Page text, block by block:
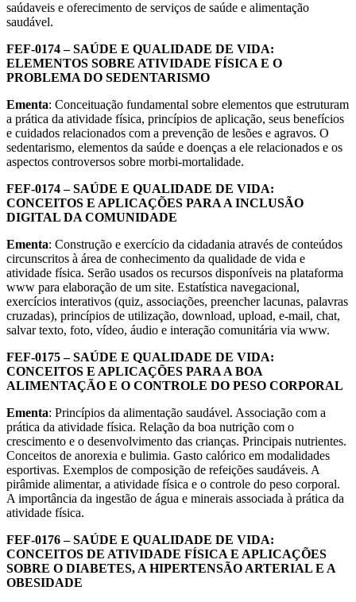
saúdaveis e oferecimento de serviços de saúde e alimentação
saudável.
FEF-0174 – SAÚDE E QUALIDADE DE VIDA:
ELEMENTOS SOBRE ATIVIDADE FÍSICA E O
PROBLEMA DO SEDENTARISMO
Ementa: Conceituação fundamental sobre elementos que estruturam
a prática da atividade física, princípios de aplicação, seus benefícios
e cuidados relacionados com a prevenção de lesões e agravos. O
sedentarismo, elementos da saúde e doenças a ele relacionados e os
aspectos controversos sobre morbi-mortalidade.
FEF-0174 – SAÚDE E QUALIDADE DE VIDA:
CONCEITOS E APLICAÇÕES PARA A INCLUSÃO
DIGITAL DA COMUNIDADE
Ementa: Construção e exercício da cidadania através de conteúdos
circunscritos à área de conhecimento da qualidade de vida e
atividade física. Serão usados os recursos disponíveis na plataforma
www para elaboração de um site. Estatística navegacional,
exercícios interativos (quiz, associações, preencher lacunas, palavras
cruzadas), princípios de utilização, download, upload, e-mail, chat,
salvar texto, foto, vídeo, áudio e interação comunitária via www.
FEF-0175 – SAÚDE E QUALIDADE DE VIDA:
CONCEITOS E APLICAÇÕES PARA A BOA
ALIMENTAÇÃO E O CONTROLE DO PESO CORPORAL
Ementa: Princípios da alimentação saudável. Associação com a
prática da atividade física. Relação da boa nutrição com o
crescimento e o desenvolvimento das crianças. Principais nutrientes.
Conceitos de anorexia e bulimia. Gasto calórico em modalidades
esportivas. Exemplos de composição de refeições saudáveis. A
pirâmide alimentar, a atividade física e o controle do peso corporal.
A importância da ingestão de água e minerais associada à prática da
atividade física.
FEF-0176 – SAÚDE E QUALIDADE DE VIDA:
CONCEITOS DE ATIVIDADE FÍSICA E APLICAÇÕES
SOBRE O DIABETES, A HIPERTENSÃO ARTERIAL E A
OBESIDADE